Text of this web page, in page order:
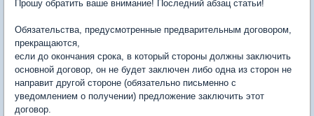
Прошу обратить ваше внимание! Последний абзац статьи!
Обязательства, предусмотренные предварительным договором,
прекращаются,
если до окончания срока, в который стороны должны заключить
основной договор, он не будет заключен либо одна из сторон не
направит другой стороне (обязательно письменно с
уведомлением о получении) предложение заключить этот
договор.